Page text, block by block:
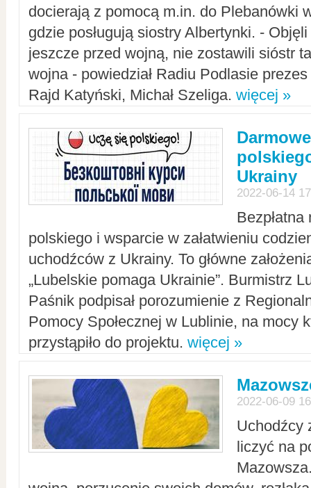
docierają z pomocą m.in. do Plebanówki
gdzie posługują siostry Albertynki. -
jeszcze przed wojną, nie zostawili sióstr
wojna - powiedział Radiu Podlasie
Rajd Katyński, Michał Szeliga. więcej »
Ukrainy
2022-06-14
polskiego i wsparcie w załatwieniu
uchodźców z Ukrainy. To główne
„Lubelskie pomaga Ukrainie”. Burmistrz
Paśnik podpisał porozumienie z
Pomocy Społecznej w Lublinie, na mocy
przystąpiło do projektu. więcej »
2022-06-09
Uchodźcy
liczyć na